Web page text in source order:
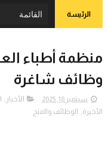
الرئيسة
وظائف شاغرة
سبتمبر 18, 2025 الأخبار ,
الأخيرة, الوظائف والمنح